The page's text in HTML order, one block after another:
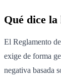
Qué dice la
El Reglamento
exige de forma
negativa basada